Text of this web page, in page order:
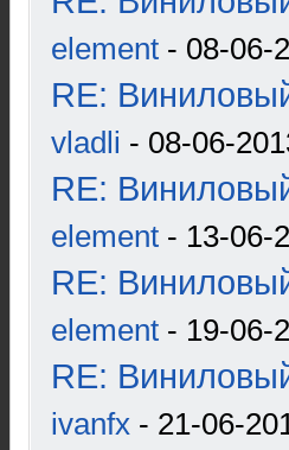
element - 08-06-
RE:
vladli - 08-06-
RE:
element - 13-06-
RE:
element - 19-06-
RE:
ivanfx - 21-06-